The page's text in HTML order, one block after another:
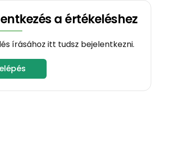
a értékeléshez
írásához itt tudsz bejelentkezni.